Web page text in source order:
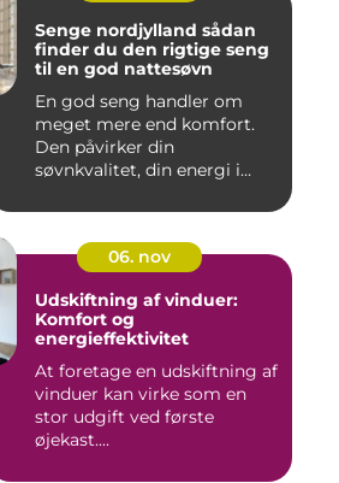
Senge nordjylland sådan
finder du den rigtige seng
til en god nattesøvn
En god seng handler om
meget mere end komfort.
Den påvirker din
søvnkvalitet, din energi i
06. nov
Udskiftning af vinduer:
Komfort og
energieffektivitet
At foretage en udskiftning af
vinduer kan virke som en
stor udgift ved første
øjekast....